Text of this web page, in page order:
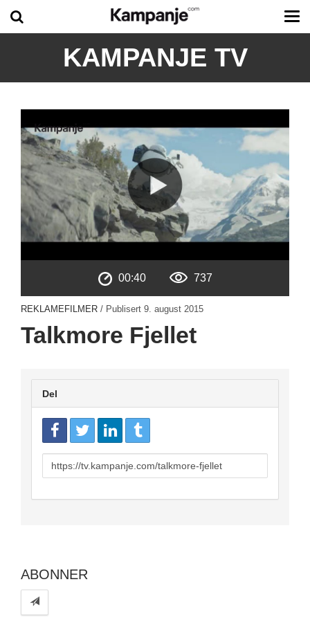
KAMPANJE TV
00:40 737
REKLAMEFILMER / Publisert 9. august 2015
Talkmore Fjellet
Del
URL
to
ABONNER